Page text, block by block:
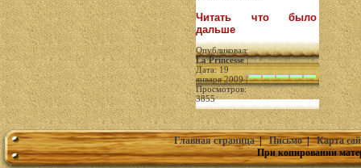
Читать что было
дальше
Опубликовал:
La Princesse|
Дата: 19
января 2009 |
Просмотров:
3855
Главная страница|Письмо|Карта
При копировании